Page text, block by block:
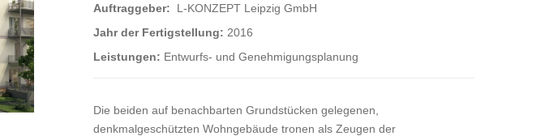
Auftraggeber:
L-KONZEPT Leipzig GmbH
Jahr der Fertigstellung: 2016
Leistungen: Entwurfs- und Genehmigungsplanung
Die beiden auf benachbarten Grundstücken gelegenen,
denkmalgeschützten Wohngebäude tronen als Zeugen der